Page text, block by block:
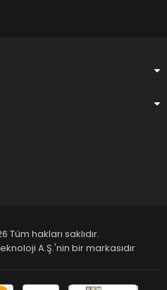
hakları saklıdır.
A.Ş.'nin bir markasıdır